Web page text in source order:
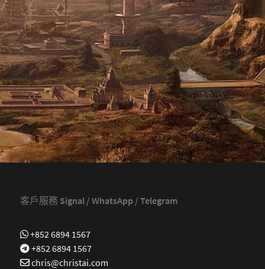
客戶服務 Signal / WhatsApp / Telegram
+852 6894 1567
+852 6894 1567
chris@christai.com